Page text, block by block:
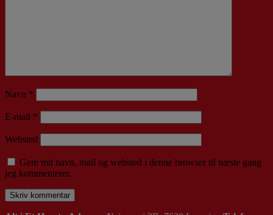
Navn *
E-mail *
Websted
Gem mit navn, mail og websted i denne browser til næste gang
jeg kommenterer.